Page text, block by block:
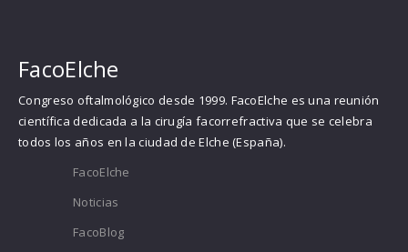
FacoElche
Congreso oftalmológico desde 1999. FacoElche es una reunión
científica dedicada a la cirugía facorrefractiva que se celebra
todos los años en la ciudad de Elche (España).
FacoElche
Noticias
FacoBlog